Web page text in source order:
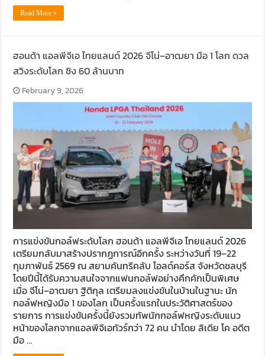
Read More »
ฮอนด้า แอลพีจีเอ ไทยแลนด์ 2026 จีโน่–อาฒยา มือ 1 โลก ดวล
สวิงระดับโลก ชิง 60 ล้านบาท
February 9, 2026
การแข่งขันกอล์ฟระดับโลก ฮอนด้า แอลพีจีเอ ไทยแลนด์ 2026
เตรียมกลับมาสร้างปรากฏการณ์อีกครั้ง ระหว่างวันที่ 19–22
กุมภาพันธ์ 2569 ณ สยามคันทรีคลับ โอลด์คอร์ส จังหวัดชลบุรี
โดยปีนี้ได้รับความสนใจจากแฟนกอล์ฟอย่างคึกคักเป็นพิเศษ
เมื่อ จีโน่–อาฒยา ฐิติกุล เตรียมลงแข่งขันในบ้านในฐานะ นัก
กอล์ฟหญิงมือ 1 ของโลก เป็นครั้งแรกในประวัติศาสตร์ของ
รายการ การแข่งขันครั้งนี้ยังรวมทัพนักกอล์ฟหญิงระดับแนว
หน้าของโลกจากแอลพีจีเอทัวร์กว่า 72 คน นำโดย ลิเดีย โค อดีต
มือ …